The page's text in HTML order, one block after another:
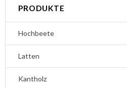
PRODUKTE
Hochbeete
Latten
Kantholz